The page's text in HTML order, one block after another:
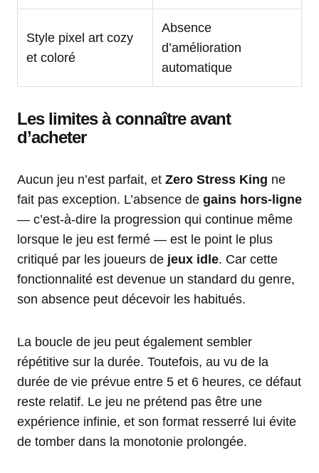
Style pixel art cozy
et coloré
Absence
d’amélioration
automatique
Les limites à connaître avant
d’acheter
Aucun jeu n’est parfait, et Zero Stress King ne
fait pas exception. L’absence de gains hors-ligne
— c’est-à-dire la progression qui continue même
lorsque le jeu est fermé — est le point le plus
critiqué par les joueurs de jeux idle. Car cette
fonctionnalité est devenue un standard du genre,
son absence peut décevoir les habitués.
La boucle de jeu peut également sembler
répétitive sur la durée. Toutefois, au vu de la
durée de vie prévue entre 5 et 6 heures, ce défaut
reste relatif. Le jeu ne prétend pas être une
expérience infinie, et son format resserré lui évite
de tomber dans la monotonie prolongée.